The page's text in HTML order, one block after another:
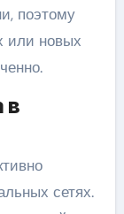
поэтому
или новых
в
сетях.